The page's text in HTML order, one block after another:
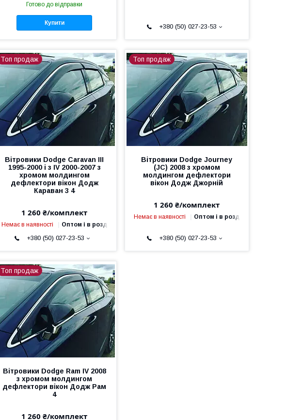
Готово до відправки
Купити
+380 (50) 027-23-53
Топ продаж
Вітровики Dodge Caravan III
1995-2000 і з IV 2000-2007 з
хромом молдингом
дефлектори вікон Додж
Караван 3 4
1 260 ₴/комплект
Немає в наявності Оптом і в роздріб
+380 (50) 027-23-53
Топ продаж
Вітровики Dodge Journey
(JC) 2008 з хромом
молдингом дефлектори
вікон Додж Джорній
1 260 ₴/комплект
Немає в наявності Оптом і в роздріб
+380 (50) 027-23-53
Топ продаж
Вітровики Dodge Ram IV 2008
з хромом молдингом
дефлектори вікон Додж Рам
4
1 260 ₴/комплект